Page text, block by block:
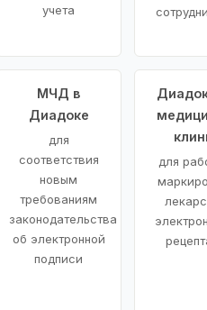
учета
МЧД в
Диадоке
для
соответствия
новым
требованиям
законодательства
об электронной
подписи
для